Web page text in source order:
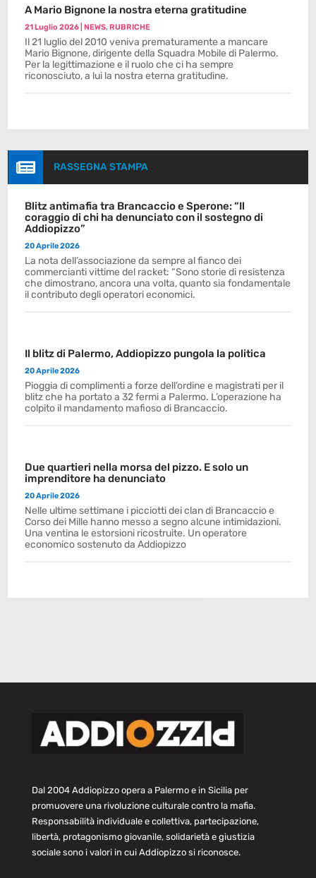
A Mario Bignone la nostra eterna gratitudine
21 Luglio 2026 |NEWS,RUBRICHE
Il 21 luglio del 2010 veniva prematuramente a mancare
Mario Bignone, dirigente della Squadra Mobile di Palermo.
Per la legittimazione e il ruolo che ci ha sempre
riconosciuto, a lui la nostra eterna gratitudine.
 RASSEGNA STAMPA
Blitz antimafia tra Brancaccio e Sperone: “Il
coraggio di chi ha denunciato con il sostegno di
Addiopizzo”
20 Aprile 2026
La nota dell’associazione da sempre al fianco dei
commercianti vittime del racket: “Sono storie di resistenza
che dimostrano, ancora una volta, quanto sia fondamentale
il contributo degli operatori economici.
Il blitz di Palermo, Addiopizzo pungola la politica
20 Aprile 2026
Pioggia di complimenti a forze dell’ordine e magistrati per il
blitz che ha portato a 32 fermi a Palermo. L’operazione ha
colpito il mandamento mafioso di Brancaccio.
Due quartieri nella morsa del pizzo. E solo un
imprenditore ha denunciato
20 Aprile 2026
Nelle ultime settimane i picciotti dei clan di Brancaccio e
Corso dei Mille hanno messo a segno alcune intimidazioni.
Una ventina le estorsioni ricostruite. Un operatore
economico sostenuto da Addiopizzo
Dal 2004 Addiopizzo opera a Palermo e in Sicilia per
promuovere una rivoluzione culturale contro la mafia.
Responsabilità individuale e collettiva, partecipazione,
libertà, protagonismo giovanile, solidarietà e giustizia
sociale sono i valori in cui Addiopizzo si riconosce.